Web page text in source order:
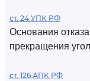
ст. 24 УПК РФ
Основания
прекращения
ст. 126 АПК РФ